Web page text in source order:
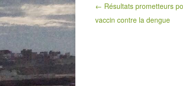
Post navigation
← Résultats prometteurs
vaccin contre la dengue